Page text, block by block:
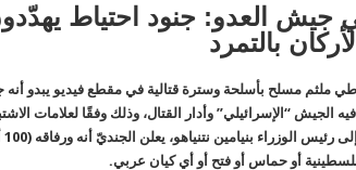
العدو: جنود احتياط
بالتمرد
ملثم مسلح بأسلحة وسترة قتالية في مقطع فيديو يبدو
الجيش “الإسرائيلي” وأدار القتال، وذلك وفقًا لعلامات
أو حماس أو فتح أو أي كيان عربي.